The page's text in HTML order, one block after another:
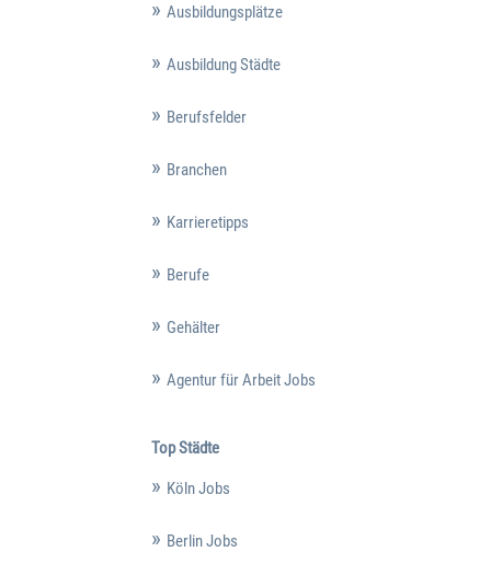
Ausbildungsplätze
Ausbildung Städte
Berufsfelder
Branchen
Karrieretipps
Berufe
Gehälter
Agentur für Arbeit Jobs
Top Städte
Köln Jobs
Berlin Jobs